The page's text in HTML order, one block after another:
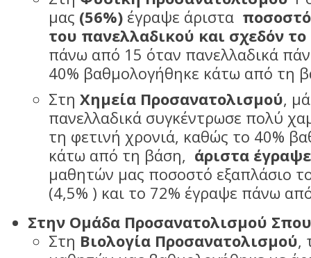
μας (56%) έγραψε άριστα
του πανελλαδικού και σχεδόν το
πάνω από 15 όταν πανελλαδικά
40% βαθμολογήθηκε κάτω από τη
Στη Χημεία Προσανατολισμού,
πανελλαδικά συγκέντρωσε πολύ
τη φετινή χρονιά, καθώς το 40%
κάτω από τη βάση, άριστα
μαθητών μας ποσοστό εξαπλάσιο
(4,5% ) και το 72% έγραψε πάνω
Στην Ομάδα Προσανατολισμού
Στη Βιολογία Προσανατολισμού,